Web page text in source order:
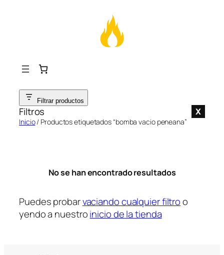
Saltar
contenido
Filtrar productos
Filtros X
Inicio/ Productos etiquetados “bomba vacio peneana”
No se han encontrado resultados
Puedes probarvaciando cualquier filtroo
yendo a nuestroinicio de la tienda